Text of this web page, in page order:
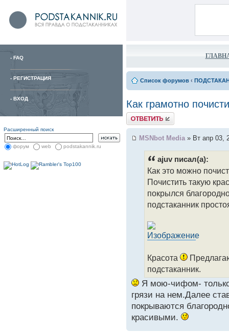
- FAQ
- РЕГИСТРАЦИЯ
- ВХОД
Расширенный поиск
форум web podstakannik.ru
Список форумов ‹
Как грамотно
MSNbot Media» Вт апр 03,
ajuv писал(а):
Как это можно
Почистить такую
покрылся
подстаканник
Красота
подстаканник.
Я мою-чифом-
грязи на нем.Далее
покрываются
красивыми.